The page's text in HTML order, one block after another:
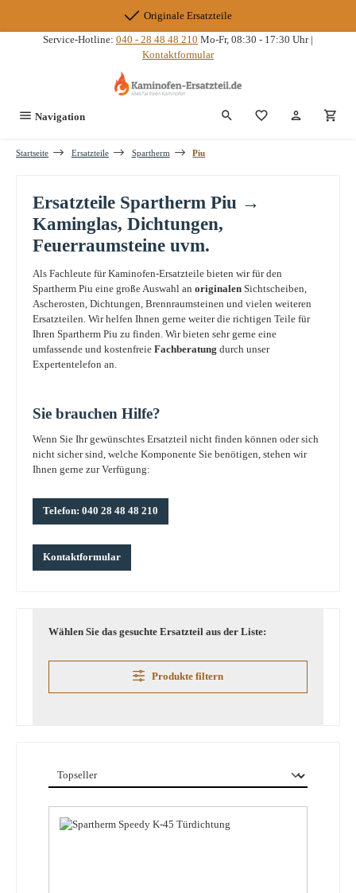
Originale Ersatzteile
Service-Hotline: 040 - 28 48 48 210 Mo-Fr, 08:30 - 17:30 Uhr |
Kontaktformular
Navigation Du hast 0
Startseite Ersatzteile Spartherm Piu
Ersatzteile Spartherm Piu →
Kaminglas, Dichtungen,
Feuerraumsteine uvm.
Als Fachleute für Kaminofen-Ersatzteile bieten wir für den
Spartherm Piu eine große Auswahl an originalen Sichtscheiben,
Ascherosten, Dichtungen, Brennraumsteinen und vielen weiteren
Ersatzteilen. Wir helfen Ihnen gerne weiter die richtigen Teile für
Ihren Spartherm Piu zu finden. Wir bieten sehr gerne eine
umfassende und kostenfreie Fachberatung durch unser
Expertentelefon an.
Sie brauchen Hilfe?
Wenn Sie Ihr gewünschtes Ersatzteil nicht finden können oder sich
nicht sicher sind, welche Komponente Sie benötigen, stehen wir
Ihnen gerne zur Verfügung:
Telefon: 040 28 48 48 210
Kontaktformular
Wählen Sie das gesuchte Ersatzteil aus der Liste:
Produkte filtern